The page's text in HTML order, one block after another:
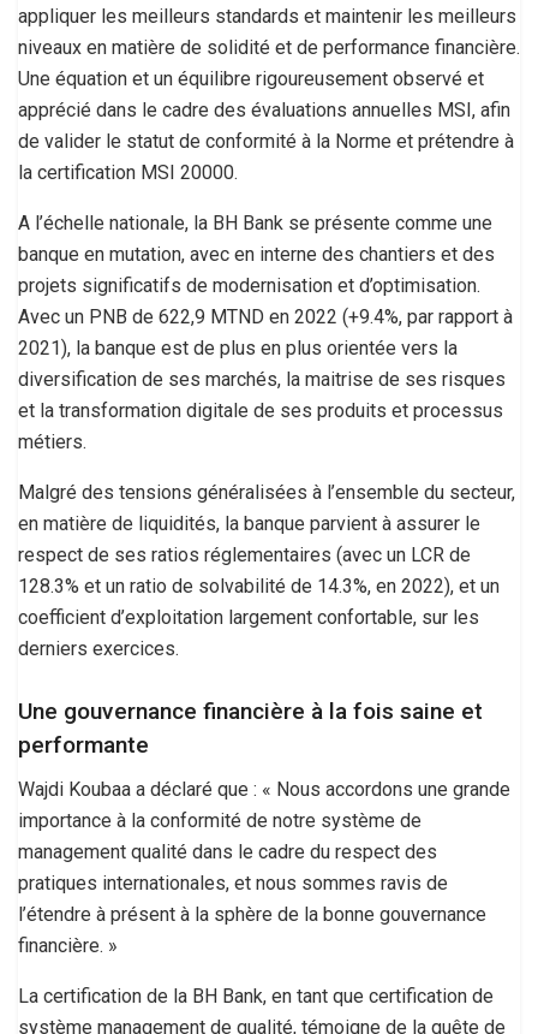
appliquer les meilleurs standards et maintenir les meilleurs
niveaux en matière de solidité et de performance financière.
Une équation et un équilibre rigoureusement observé et
apprécié dans le cadre des évaluations annuelles MSI, afin
de valider le statut de conformité à la Norme et prétendre à
la certification MSI 20000.
A l’échelle nationale, la BH Bank se présente comme une
banque en mutation, avec en interne des chantiers et des
projets significatifs de modernisation et d’optimisation.
Avec un PNB de 622,9 MTND en 2022 (+9.4%, par rapport à
2021), la banque est de plus en plus orientée vers la
diversification de ses marchés, la maitrise de ses risques
et la transformation digitale de ses produits et processus
métiers.
Malgré des tensions généralisées à l’ensemble du secteur,
en matière de liquidités, la banque parvient à assurer le
respect de ses ratios réglementaires (avec un LCR de
128.3% et un ratio de solvabilité de 14.3%, en 2022), et un
coefficient d’exploitation largement confortable, sur les
derniers exercices.
Une gouvernance financière à la fois saine et
performante
Wajdi Koubaa a déclaré que : « Nous accordons une grande
importance à la conformité de notre système de
management qualité dans le cadre du respect des
pratiques internationales, et nous sommes ravis de
l’étendre à présent à la sphère de la bonne gouvernance
financière. »
La certification de la BH Bank, en tant que certification de
système management de qualité, témoigne de la quête de